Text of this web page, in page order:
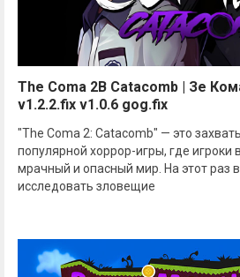
The Coma 2B Catacomb | Зе
v1.2.2.fix v1.0.6 gog.fix
"The Coma 2: Catacomb" — это
популярной хоррор-игры, где игроки
мрачный и опасный мир. На этот раз
исследовать зловещие